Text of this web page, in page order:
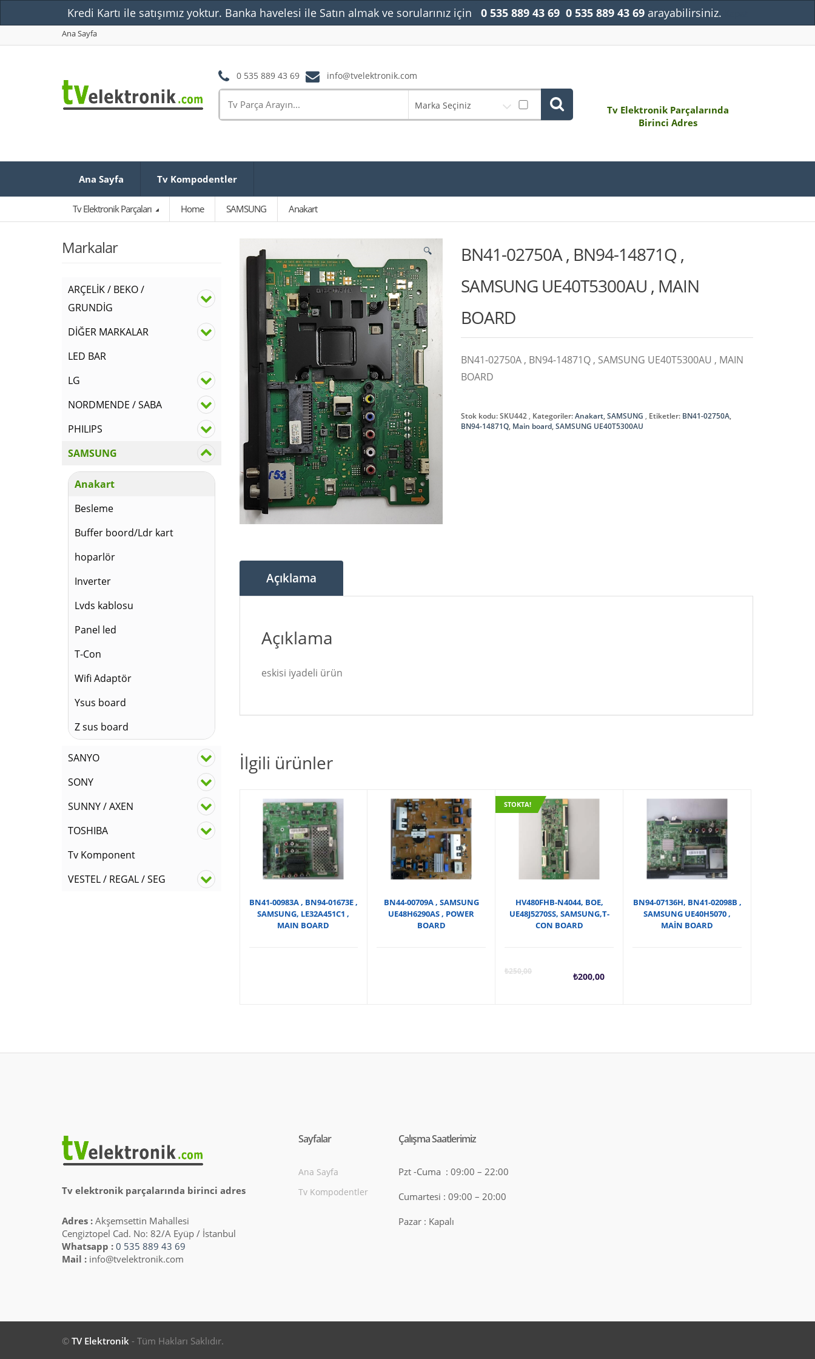
Ana Sayfa
0 535 889 43 69 info@tvelektronik.com
Marka Seçiniz
Tv Elektronik Parçalarında
Birinci Adres
Ana Sayfa Tv Kompodentler
Tv Elektronik Parçaları Home SAMSUNG Anakart
🔍
BN41-02750A , BN94-14871Q ,
SAMSUNG UE40T5300AU , MAIN
BOARD
BN41-02750A , BN94-14871Q , SAMSUNG UE40T5300AU , MAIN
BOARD
Stok kodu:SKU442 Kategoriler:Anakart,SAMSUNG Etiketler: BN41-02750A,
BN94-14871Q, Main board,SAMSUNG UE40T5300AU
Açıklama
Açıklama
eskisi iyadeli ürün
İlgili ürünler
BN41-00983A , BN94-01673E ,
SAMSUNG, LE32A451C1 ,
MAIN BOARD
BN44-00709A , SAMSUNG
UE48H6290AS , POWER
BOARD
STOKTA!
HV480FHB-N4044, BOE,
UE48J5270SS, SAMSUNG,T-
CON BOARD
₺250,00 ₺200,00
Şu
BN94-07136H, BN41-02098B ,
SAMSUNG UE40H5070 ,
MAİN BOARD
Markalar
ARÇELİK / BEKO /
GRUNDİG
DİĞER MARKALAR
LED BAR
LG
NORDMENDE / SABA
PHILIPS
SAMSUNG
Anakart
Besleme
Buffer boord/Ldr kart
hoparlör
Inverter
Lvds kablosu
Panel led
T-Con
Wifi Adaptör
Ysus board
Z sus board
SANYO
SONY
SUNNY / AXEN
TOSHIBA
Tv Komponent
VESTEL / REGAL / SEG
Tv elektronik parçalarında birinci adres
Adres : Akşemsettin Mahallesi
Cengiztopel Cad. No: 82/A Eyüp / İstanbul
Whatsapp : 0 535 889 43 69
Mail : info@tvelektronik.com
Sayfalar
Ana Sayfa
Tv Kompodentler
Çalışma Saatlerimiz
Pzt -Cuma : 09:00 – 22:00
Cumartesi : 09:00 – 20:00
Pazar : Kapalı
© TV Elektronik - Tüm Hakları Saklıdır.
Kredi Kartı ile satışımız yoktur. Banka havelesi ile Satın almak ve sorularınız için 0 535 889 43 69 0 535 889 43 69 arayabilirsiniz.